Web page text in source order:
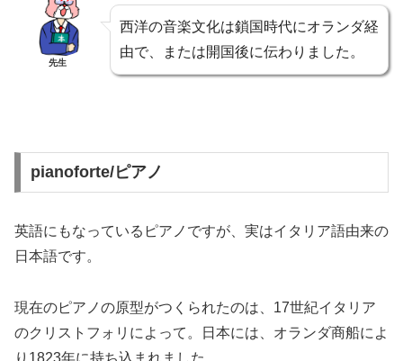
先生
西洋の音楽文化は鎖国時代にオランダ経
由で、または開国後に伝わりました。
pianoforte/ピアノ
英語にもなっているピアノですが、実はイタリア語由来の
日本語です。
現在のピアノの原型がつくられたのは、17世紀イタリア
のクリストフォリによって。日本には、オランダ商船によ